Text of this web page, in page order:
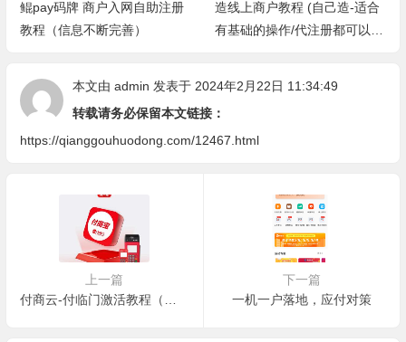
鲲pay码牌 商户入网自助注册
教程（信息不断完善）
造线上商户教程 (自己造-适合
有基础的操作/代注册都可以-
本文由 admin 发表于 2024年2月22日 11:34:49
转载请务必保留本文链接：
https://qianggouhuodong.com/12467.html
上一篇
付商云-付临门激活教程（不断更新完善2023/12）
下一篇
一机一户落地，应付对策